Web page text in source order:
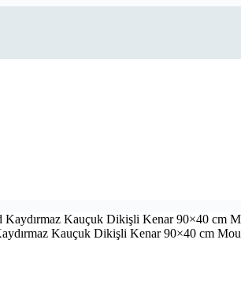
Kauçuk Dikişli Kenar 90×40 cm